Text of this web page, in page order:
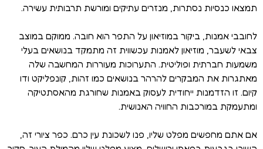
תמצאו כנסיות נסתרות, מנזרים עתיקים ומורשת תרבותית עשירה.
לחובבי אמנות, ביקור במוזיאון על התפר הוא חובה. ממוקם במוצב
צבאי לשעבר, מוזיאון לאמנות עכשווית זה מתמקד בנושאים בעלי
משמעות חברתית ופוליטית. התערוכות מעוררות המחשבה שלה
מאתגרות את המבקרים להרהר בנושאים כמו זהות, קונפליקט ודו
קיום. זו הזדמנות ייחודית לעסוק באמנות שחורגת מהאסתטיקה
ומתעמקת במורכבות החוויה האנושית.
אם אתם מחפשים מפלט שליו, פנו לשכונת עין כרם. כפר ציורי זה,